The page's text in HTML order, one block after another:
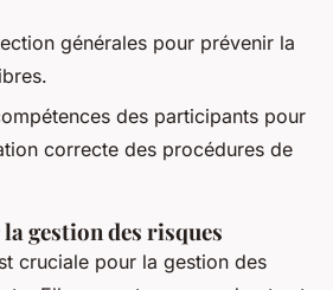
générales pour prévenir la
des participants pour
correcte des procédures de
gestion des risques
cruciale pour la gestion des